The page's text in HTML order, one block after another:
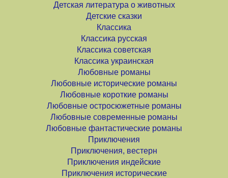
Детская литература о животных
Детские сказки
Классика
Классика русская
Классика советская
Классика украинская
Любовные романы
Любовные исторические романы
Любовные короткие романы
Любовные остросюжетные романы
Любовные современные романы
Любовные фантастические романы
Приключения
Приключения, вестерн
Приключения индейские
Приключения исторические